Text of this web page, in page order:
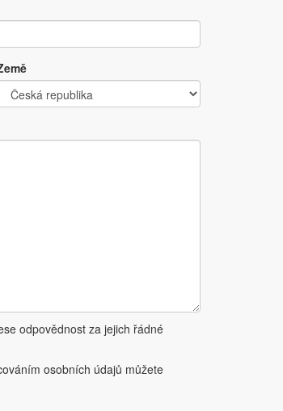
odpovědnost za jejich řádné
osobních údajů můžete